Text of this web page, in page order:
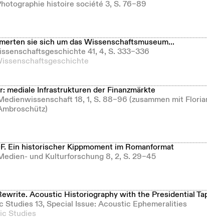
histoire société 3, S. 76–89
sie sich um das Wissenschaftsmuseum...
41, 4, S. 333–336
mediale Infrastrukturen der Finanzmärkte
18, 1, S. 88–96 (zusammen mit
Ein historischer Kippmoment im Romanformat
und Kulturforschung 8, 2, S. 29–45
Acoustic Historiography with the Presidential
Studies 13, Special Issue: Acoustic Ephemeralities
Studies